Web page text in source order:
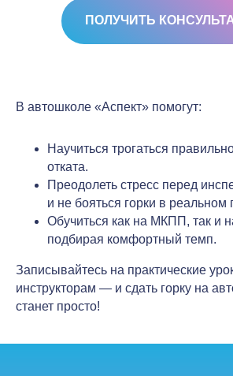
ПОЛУЧИТЬ
В автошколе «Аспект» помогут:
Научиться трогаться
отката.
Преодолеть стресс перед
и не бояться горки в реальном
Обучиться как на МКПП, так и
подбирая комфортный темп.
Записывайтесь на практические
инструкторам — и сдать горку на
станет просто!